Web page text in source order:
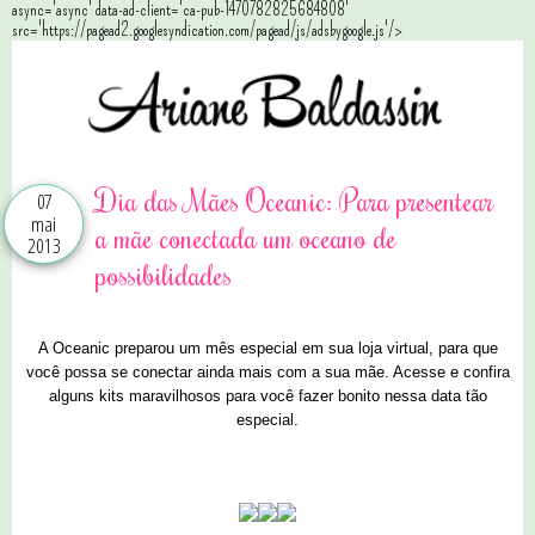
async='async' data-ad-client='ca-pub-1470782825684808'
src='https://pagead2.googlesyndication.com/pagead/js/adsbygoogle.js'/>
07
mai
2013
Dia das Mães Oceanic: Para presentear
a mãe conectada um oceano de
possibilidades
A Oceanic preparou um mês especial em sua loja virtual, para que
você possa se conectar ainda mais com a sua mãe. Acesse e confira
alguns kits maravilhosos para você fazer bonito nessa data tão
especial.